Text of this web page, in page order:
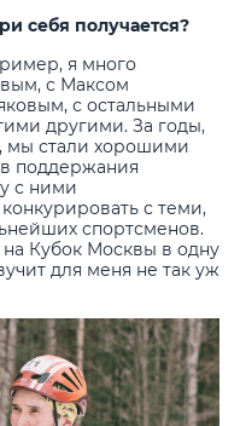
себя получается?
я много
с Максом
с остальными
другими. За годы,
мы стали хорошими
поддержания
с ними
с теми,
спортсменов.
Кубок Москвы в одну
для меня не так уж